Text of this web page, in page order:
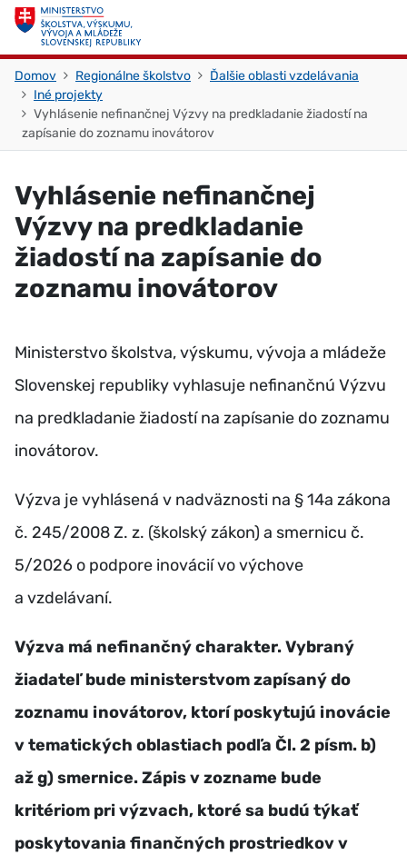
Skočiť na obsah
Domov Regionálne školstvo
Ďalšie oblasti vzdelávania
Iné projekty
Vyhlásenie nefinančnej Výzvy na predkladanie žiadostí na
zapísanie do zoznamu inovátorov
Vyhlásenie nefinančnej
Výzvy na predkladanie
žiadostí na zapísanie do
zoznamu inovátorov
Ministerstvo školstva, výskumu, vývoja a mládeže
Slovenskej republiky vyhlasuje nefinančnú Výzvu
na predkladanie žiadostí na zapísanie do zoznamu
inovátorov.
Výzva je vyhlásená v nadväznosti na § 14a zákona
č. 245/2008 Z. z. (školský zákon) a smernicu č.
5/2026 o podpore inovácií vo výchove
a vzdelávaní.
Výzva má nefinančný charakter. Vybraný
žiadateľ bude ministerstvom zapísaný do
zoznamu inovátorov, ktorí poskytujú inovácie
v tematických oblastiach podľa Čl. 2 písm. b)
až g) smernice. Zápis v zozname bude
kritériom pri výzvach, ktoré sa budú týkať
poskytovania finančných prostriedkov v
Skočiť na začiatok stránky